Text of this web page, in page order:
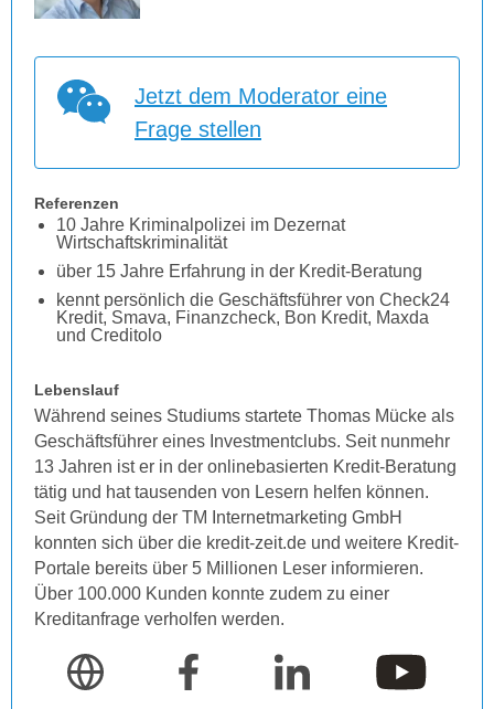
Jetzt dem Moderator eine
Frage stellen
Referenzen
10 Jahre Kriminalpolizei im Dezernat
Wirtschaftskriminalität
über 15 Jahre Erfahrung in der Kredit-Beratung
kennt persönlich die Geschäftsführer von Check24
Kredit, Smava, Finanzcheck, Bon Kredit, Maxda
und Creditolo
Lebenslauf
Während seines Studiums startete Thomas Mücke als
Geschäftsführer eines Investmentclubs. Seit nunmehr
13 Jahren ist er in der onlinebasierten Kredit-Beratung
tätig und hat tausenden von Lesern helfen können.
Seit Gründung der TM Internetmarketing GmbH
konnten sich über die kredit-zeit.de und weitere Kredit-
Portale bereits über 5 Millionen Leser informieren.
Über 100.000 Kunden konnte zudem zu einer
Kreditanfrage verholfen werden.